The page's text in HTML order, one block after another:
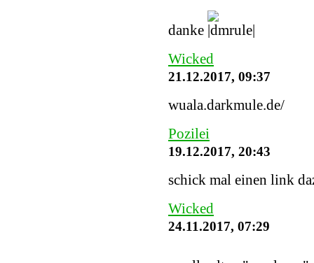
danke
Wicked
21.12.2017, 09:37
wuala.darkmule.de/
Pozilei
19.12.2017, 20:43
schick mal einen link
Wicked
24.11.2017, 07:29